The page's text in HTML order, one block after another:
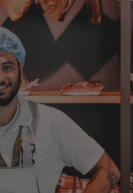
heute mein Paket
überrascht kann Euch nur
Roland Rihaczek
einfach. Die Ware hat
Qualität und die Lieferung
zuverlässig. 👍
6.8.2026